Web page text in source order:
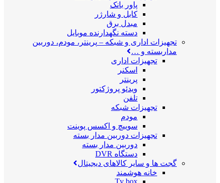
پاور بانک
کابل و شارژر
مبدل برق
دسته نگهدارنده موبایل
تجهیزات اداری و شبکه – پرینتر، مودم، دوربین
مداربسته و …
تجهیزات اداری
اسکنر
پرینتر
ویدئو پروژکتور
تلفن
تجهیزات شبکه
مودم
سوییچ و اکسس پوینت
تجهیزات دوربین مدار بسته
دوربین مدار بسته
دستگاه DVR
گجت ها و سایر کالاهای دیجیتال
خانه هوشمند